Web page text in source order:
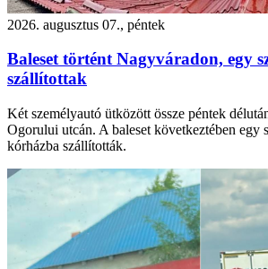
2026. augusztus 07., péntek
Baleset történt Nagyváradon, egy
szállítottak
Két személyautó ütközött össze péntek
Ogorului utcán. A baleset következtében egy
kórházba szállították.